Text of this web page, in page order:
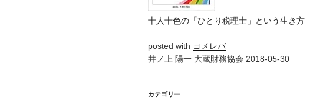
十人十色の「ひとり税理士」という生き方
posted with ヨメレバ
井ノ上 陽一 大蔵財務協会 2018-05-30
カテゴリー